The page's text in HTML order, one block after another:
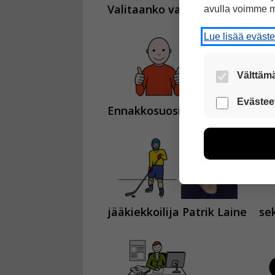
Valitaanko vammaisurheilija
Ennakkosuosikkeja ovat
jääkiekkoilija Patrik Laine
avulla voimme
Lue lisää
Nämä
voimme
esimerkiksi
kuitenkaan
Voit valita,